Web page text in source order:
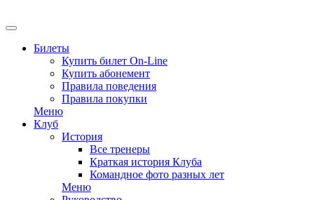
Билеты
Купить билет On-Line
Купить абонемент
Правила поведения
Правила покупки
Меню
Клуб
История
Все тренеры
Краткая история Клуба
Командное фото разных лет
Меню